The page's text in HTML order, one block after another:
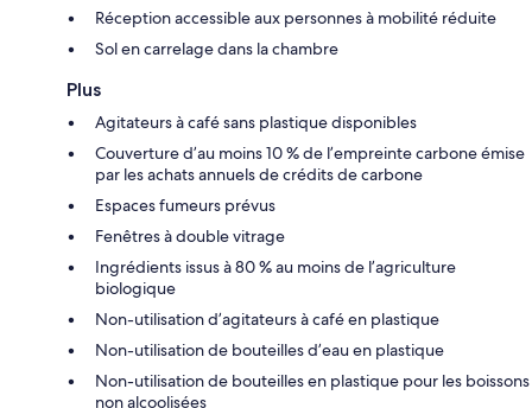
Réception accessible aux personnes à mobilité réduite
Sol en carrelage dans la chambre
Plus
Agitateurs à café sans plastique disponibles
Couverture d’au moins 10 % de l’empreinte carbone émise
par les achats annuels de crédits de carbone
Espaces fumeurs prévus
Fenêtres à double vitrage
Ingrédients issus à 80 % au moins de l’agriculture
biologique
Non-utilisation d’agitateurs à café en plastique
Non-utilisation de bouteilles d’eau en plastique
Non-utilisation de bouteilles en plastique pour les boissons
non alcoolisées